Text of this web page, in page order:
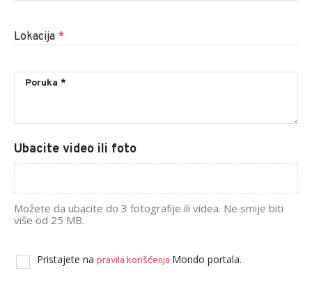
Lokacija *
Ubacite video ili foto
Možete da ubacite do 3 fotografije ili videa. Ne smije biti
više od 25 MB.
Pristajete na pravila korišćenja Mondo portala.